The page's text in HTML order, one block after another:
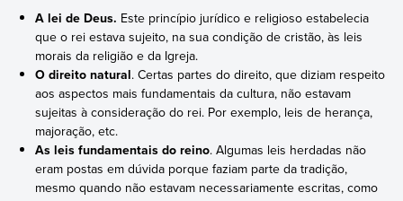
A lei de Deus. Este princípio jurídico e religioso estabelecia
que o rei estava sujeito, na sua condição de cristão, às leis
morais da religião e da Igreja.
O direito natural. Certas partes do direito, que diziam respeito
aos aspectos mais fundamentais da cultura, não estavam
sujeitas à consideração do rei. Por exemplo, leis de herança,
majoração, etc.
As leis fundamentais do reino. Algumas leis herdadas não
eram postas em dúvida porque faziam parte da tradição,
mesmo quando não estavam necessariamente escritas, como